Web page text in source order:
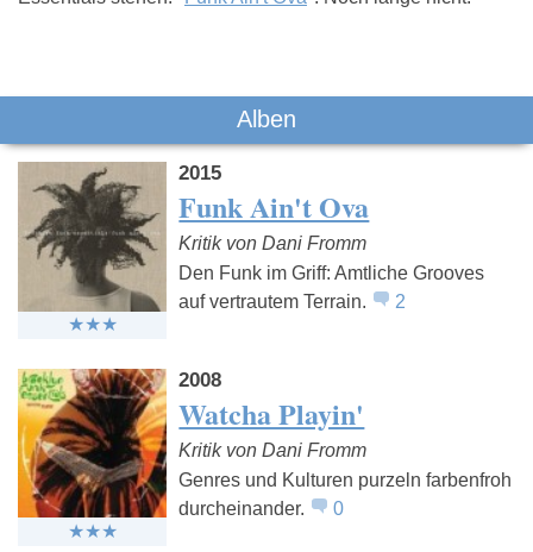
Das könnte Dich auch interessieren:
Cyz
Raw Artistic
Alben
2015
Funk Ain't Ova
Kritik von Dani Fromm
Den Funk im Griff: Amtliche Grooves
auf vertrautem Terrain.
2
2008
Watcha Playin'
Kritik von Dani Fromm
Genres und Kulturen purzeln farbenfroh
durcheinander.
0